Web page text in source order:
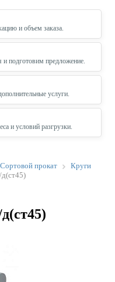
и объем заказа.
подготовим предложение.
услуги.
и условий разгрузки.
Сортовой прокат
Круги